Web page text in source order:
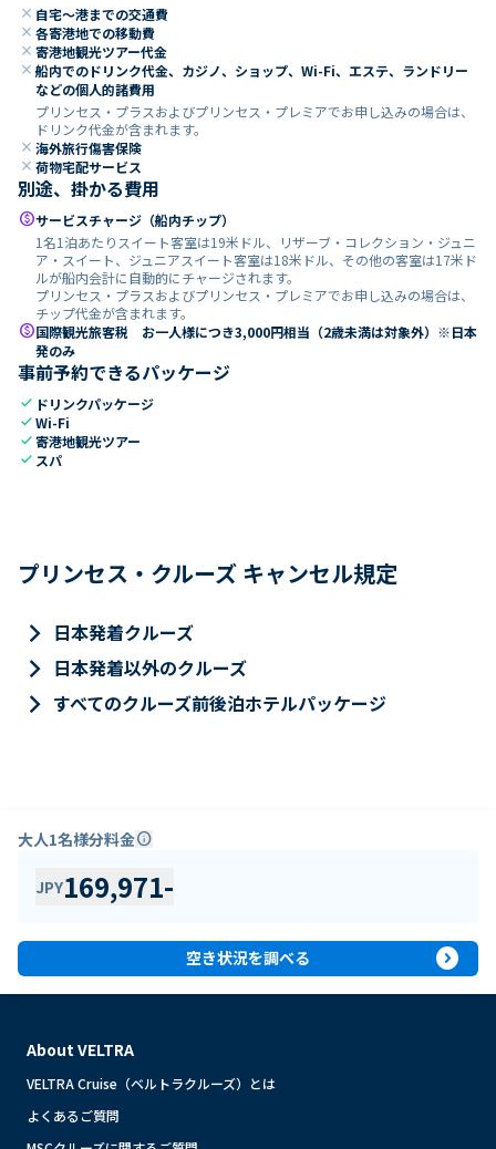
close 自宅～港までの交通費
close 各寄港地での移動費
close 寄港地観光ツアー代金
close 船内でのドリンク代金、カジノ、ショップ、Wi-Fi、エステ、ランドリー
などの個人的諸費用
プリンセス・プラスおよびプリンセス・プレミアでお申し込みの場合は、
ドリンク代金が含まれます。
close 海外旅行傷害保険
close 荷物宅配サービス
別途、掛かる費用
paidサービスチャージ（船内チップ）
1名1泊あたりスイート客室は19米ドル、リザーブ・コレクション・ジュニ
ア・スイート、ジュニアスイート客室は18米ドル、その他の客室は17米ド
ルが船内会計に自動的にチャージされます。
プリンセス・プラスおよびプリンセス・プレミアでお申し込みの場合は、
チップ代金が含まれます。
paid国際観光旅客税 お一人様につき3,000円相当（2歳未満は対象外）※日本
発のみ
事前予約できるパッケージ
check ドリンクパッケージ
checkWi-Fi
check寄港地観光ツアー
check スパ
プリンセス・クルーズ キャンセル規定
keyboard_arrow_right 日本発着クルーズ
keyboard_arrow_right 日本発着以外のクルーズ
keyboard_arrow_right すべてのクルーズ前後泊ホテルパッケージ
大人1名様分料金info
JPY169,971-
空き状況を調べる expand_circle_right
About VELTRA
VELTRA Cruise（ベルトラクルーズ）とは
よくあるご質問